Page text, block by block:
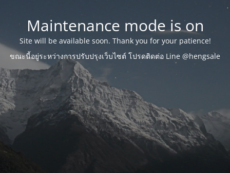
Maintenance mode is on
Site will be available soon. Thank you for your patience!
ขณะนี้อยู่ระหว่างการปรับปรุงเว็บไซต์ โปรดติดต่อ Line @hengsale